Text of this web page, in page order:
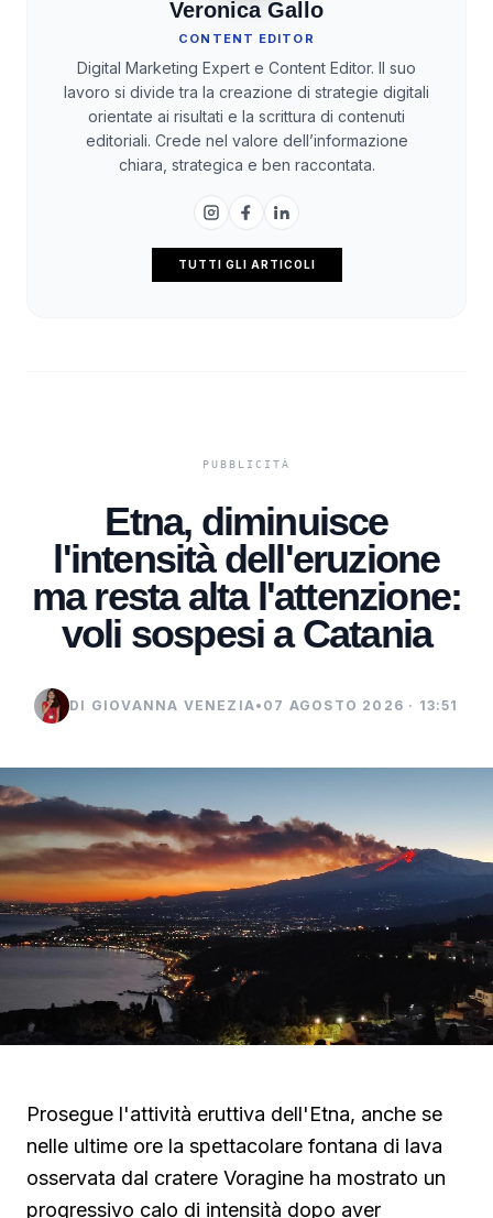
Veronica Gallo
CONTENT EDITOR
Digital Marketing Expert e Content Editor. Il suo
lavoro si divide tra la creazione di strategie digitali
orientate ai risultati e la scrittura di contenuti
editoriali. Crede nel valore dell’informazione
chiara, strategica e ben raccontata.
TUTTI GLI ARTICOLI
Etna, diminuisce
l'intensità dell'eruzione
ma resta alta l'attenzione:
voli sospesi a Catania
DI GIOVANNA VENEZIA• 07 AGOSTO 2026 · 13:51
Prosegue l'attività eruttiva dell'Etna, anche se
nelle ultime ore la spettacolare fontana di lava
osservata dal cratere Voragine ha mostrato un
progressivo calo di intensità dopo aver